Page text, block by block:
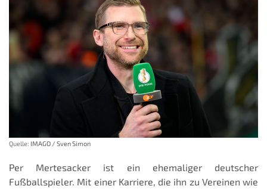
Quelle: IMAGO / Sven Simon
Per Mertesacker ist ein ehemaliger deutscher
Fußballspieler. Mit einer Karriere, die ihn zu Vereinen wie